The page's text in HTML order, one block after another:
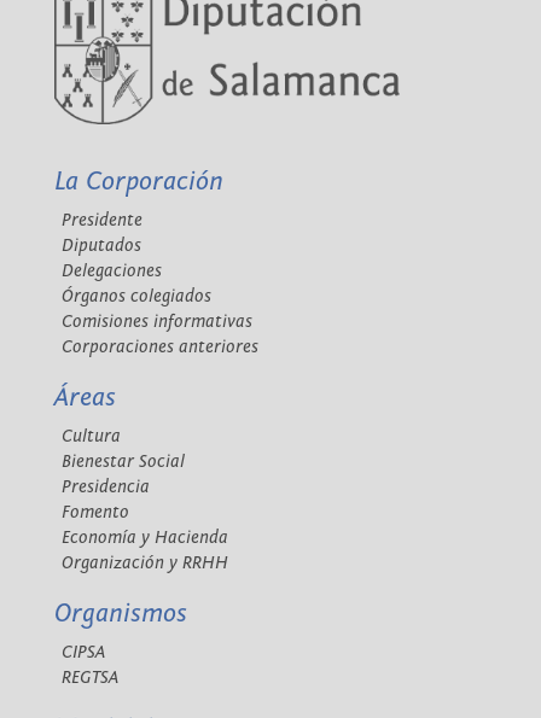
La Corporación
Presidente
Diputados
Delegaciones
Órganos colegiados
Comisiones informativas
Corporaciones anteriores
Áreas
Cultura
Bienestar Social
Presidencia
Fomento
Economía y Hacienda
Organización y RRHH
Organismos
CIPSA
REGTSA